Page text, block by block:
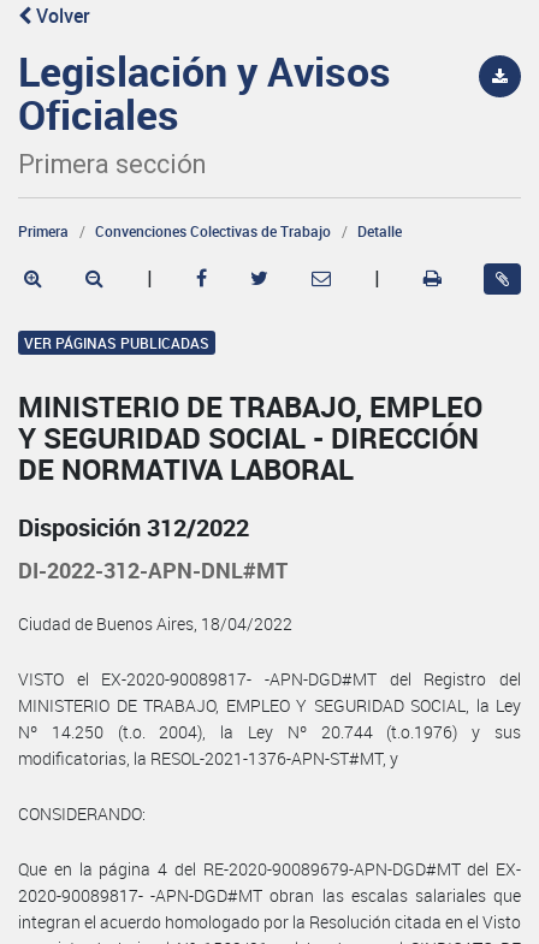
Volver
Legislación y Avisos
Oficiales
Primera sección
Primera Convenciones Colectivas de Trabajo Detalle
| |
VER PÁGINAS PUBLICADAS
MINISTERIO DE TRABAJO, EMPLEO
Y SEGURIDAD SOCIAL - DIRECCIÓN
DE NORMATIVA LABORAL
Disposición 312/2022
DI-2022-312-APN-DNL#MT
Ciudad de Buenos Aires, 18/04/2022
VISTO el EX-2020-90089817- -APN-DGD#MT del Registro del
MINISTERIO DE TRABAJO, EMPLEO Y SEGURIDAD SOCIAL, la Ley
Nº 14.250 (t.o. 2004), la Ley Nº 20.744 (t.o.1976) y sus
modificatorias, la RESOL-2021-1376-APN-ST#MT, y
CONSIDERANDO:
Que en la página 4 del RE-2020-90089679-APN-DGD#MT del EX-
2020-90089817- -APN-DGD#MT obran las escalas salariales que
integran el acuerdo homologado por la Resolución citada en el Visto